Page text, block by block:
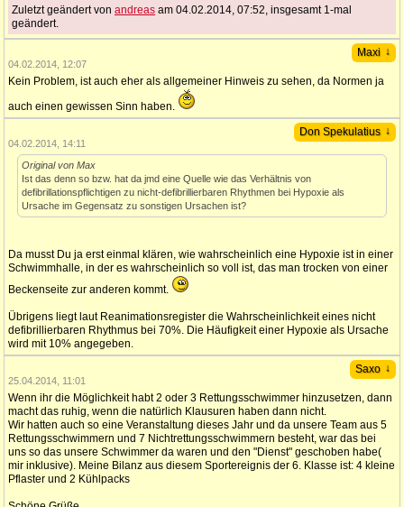
Zuletzt geändert von andreas am 04.02.2014, 07:52, insgesamt 1-mal
geändert.
Maxi ↓
04.02.2014, 12:07
Kein Problem, ist auch eher als allgemeiner Hinweis zu sehen, da Normen ja
auch einen gewissen Sinn haben.
Don Spekulatius ↓
04.02.2014, 14:11
Original von Max
Ist das denn so bzw. hat da jmd eine Quelle wie das Verhältnis von
defibrillationspflichtigen zu nicht-defibrillierbaren Rhythmen bei Hypoxie als
Ursache im Gegensatz zu sonstigen Ursachen ist?
Da musst Du ja erst einmal klären, wie wahrscheinlich eine Hypoxie ist in einer
Schwimmhalle, in der es wahrscheinlich so voll ist, das man trocken von einer
Beckenseite zur anderen kommt.
Übrigens liegt laut Reanimationsregister die Wahrscheinlichkeit eines nicht
defibrillierbaren Rhythmus bei 70%. Die Häufigkeit einer Hypoxie als Ursache
wird mit 10% angegeben.
Saxo ↓
25.04.2014, 11:01
Wenn ihr die Möglichkeit habt 2 oder 3 Rettungsschwimmer hinzusetzen, dann
macht das ruhig, wenn die natürlich Klausuren haben dann nicht.
Wir hatten auch so eine Veranstaltung dieses Jahr und da unsere Team aus 5
Rettungsschwimmern und 7 Nichtrettungsschwimmern besteht, war das bei
uns so das unsere Schwimmer da waren und den "Dienst" geschoben habe(
mir inklusive). Meine Bilanz aus diesem Sportereignis der 6. Klasse ist: 4 kleine
Pflaster und 2 Kühlpacks